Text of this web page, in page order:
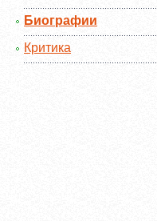
Биографии
Критика